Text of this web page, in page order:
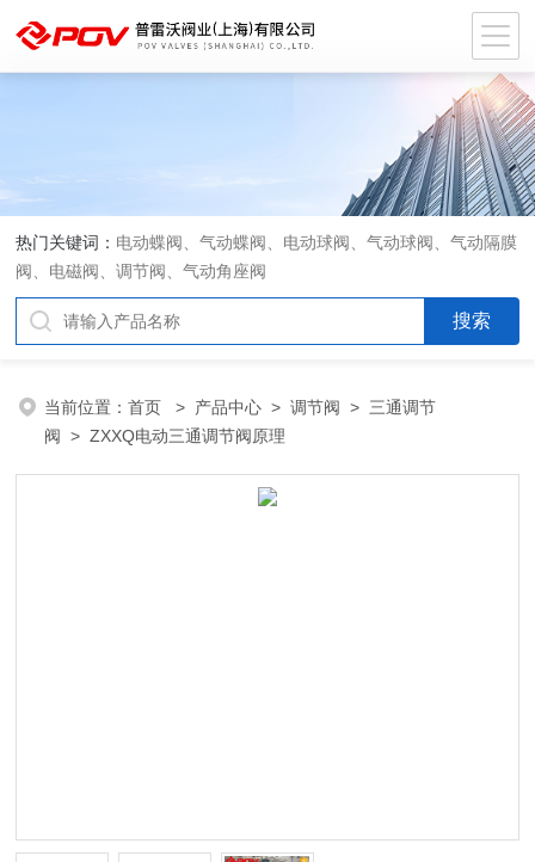
热门关键词： 电动蝶阀、气动蝶阀、电动球阀、气动球阀、气动隔膜
阀、电磁阀、调节阀、气动角座阀
当前位置：首页 > 产品中心 >调节阀 > 三通调节
阀 > ZXXQ电动三通调节阀原理